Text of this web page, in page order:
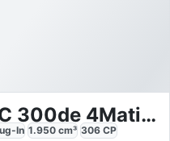
Mercedes-Benz GLC 300de 4Matic AMG Line Plus
In 1.950 cm³ 306 CP